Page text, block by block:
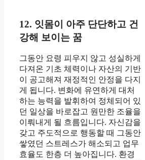
12. 잇몸이 아주 단단하고 건
강해 보이는 꿈
그동안 요령 피우지 않고 성실하게
다져온 기초 체력이나 자산의 기반
이 공고해져 재정적인 안정을 다지
게 됩니다. 변화에 유연하게 대처
하는 능력을 발휘하여 정체되어 있
던 일상을 바로잡고 원만한 조율을
이뤄내게 될 흐름입니다. 자신감을
갖고 주도적으로 행동할 때 그동안
쌓였던 스트레스가 해소되고 업무
효율도 한층 더 높아집니다. 환경